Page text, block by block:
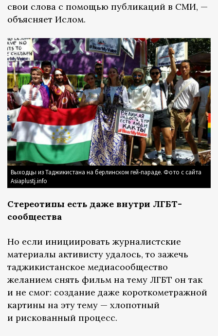
свои слова с помощью публикаций в СМИ, —
объясняет Ислом.
Выходцы из Таджикистана на берлинском гей-параде. Фото с сайта
Asiaplustj.info
Стереотипы есть даже внутри ЛГБТ-
сообщества
Но если инициировать журналистские
материалы активисту удалось, то зажечь
таджикистанское медиасообщество
желанием снять фильм на тему ЛГБТ он так
и не смог: создание даже короткометражной
картины на эту тему — хлопотный
и рискованный процесс.